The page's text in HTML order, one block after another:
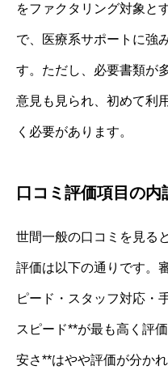
をファクタリング対象と
で、医療系サポートに強
す。ただし、必要書類が
意見も見られ、初めて利
く必要があります。
口コミ評価項目の内
世間一般の口コミを見る
評価は以下の通りです。
ピード・スタッフ対応・
スピード**が最も高く評
安さ**はやや評価が分か